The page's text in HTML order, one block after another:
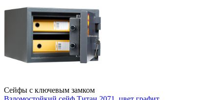
Сейфы с ключевым замком